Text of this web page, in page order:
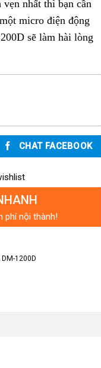
nhất thì bạn cần
micro điện động
sẽ làm hài lòng
CHAT FACEBOOK
phí nội thành!
DM-1200D